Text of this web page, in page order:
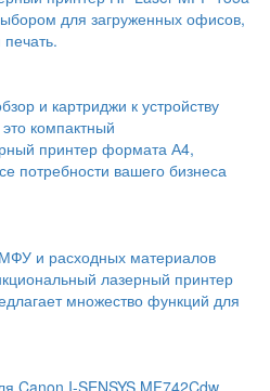
для загруженных офисов,
и картриджи к устройству
компактный
принтер формата А4,
потребности вашего бизнеса
и расходных материалов
лазерный принтер
множество функций для